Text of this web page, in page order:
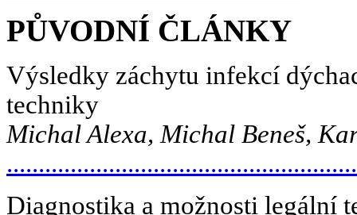
PŮVODNÍ ČLÁNKY
Výsledky záchytu infekcí
techniky
Michal Alexa, Michal Beneš,
Diagnostika a možnosti legální